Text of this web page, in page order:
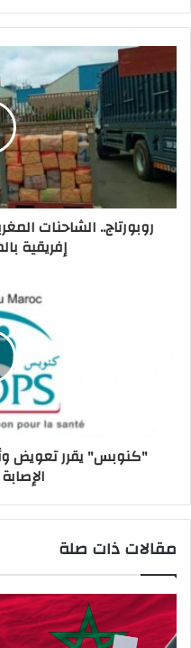
روبورتاج.. الشاحنات
إفريقية
"كنوبس" يقرر تعويض
مقالات ذات صلة